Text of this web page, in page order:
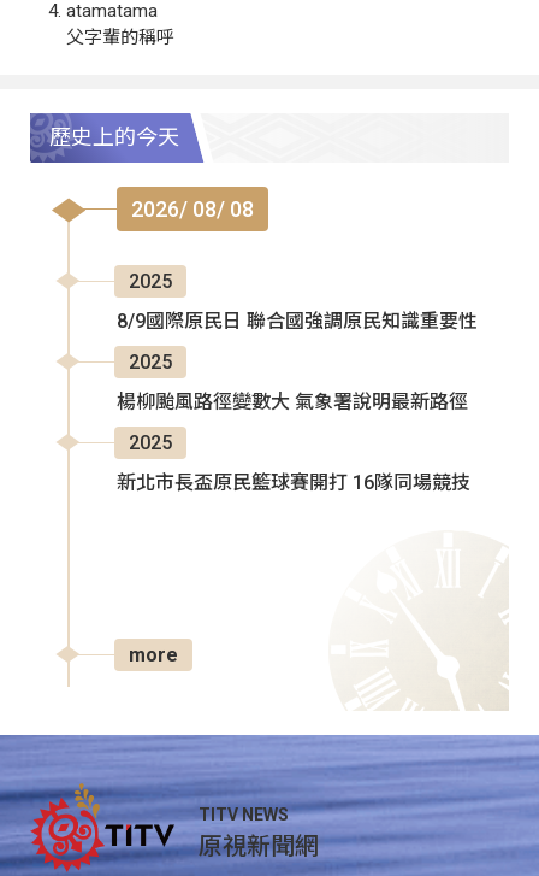
atamatama
父字輩的稱呼
歷史上的今天
2026/ 08/ 08
2025
8/9國際原民日 聯合國強調原民知識重要性
2025
楊柳颱風路徑變數大 氣象署說明最新路徑
2025
新北市長盃原民籃球賽開打 16隊同場競技
more
TITV NEWS
原視新聞網